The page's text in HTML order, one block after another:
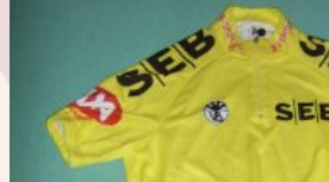
varianti.
Le
opzioni
possono
essere
scelte
nella